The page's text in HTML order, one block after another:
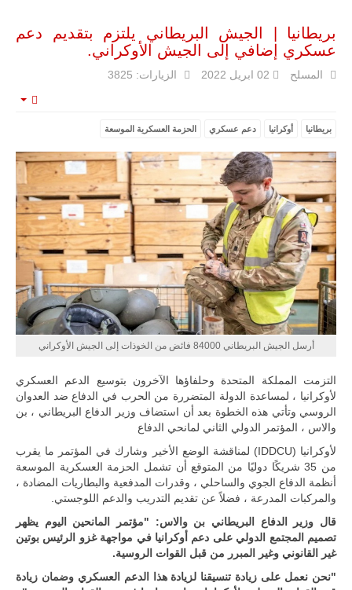
ليبيا | إنطلاق
تدريبات
فلينتلوك
2026 الدولية
بمشاركة
جيوش وقادة
من 30 دولة
بمدينة سرت
الليبية.
في خطوة
تُوصف بأنها
اختبار عملي
جديد لإمكانية
تقريب
المسافات بين
شرق البلاد
وغربها، وسط
حضور دولي
تقوده الولايات
مباشرة مع
أطراف ليبية
منقسمة منذ…
للمزيد
بريطانيا | الجيش البريطاني يلتزم بتقديم دعم
عسكري إضافي إلى الجيش الأوكراني.
المسلح 02 ابريل 2022 الزيارات: 3825
بريطانيا أوكرانيا دعم عسكري الحزمة العسكرية الموسعة
أرسل الجيش البريطاني 84000 فائض من الخوذات إلى الجيش الأوكراني
التزمت المملكة المتحدة وحلفاؤها الآخرون بتوسيع الدعم العسكري
لأوكرانيا ، لمساعدة الدولة المتضررة من الحرب في الدفاع ضد العدوان
الروسي وتأتي هذه الخطوة بعد أن استضاف وزير الدفاع البريطاني ، بن
والاس ، المؤتمر الدولي الثاني لمانحي الدفاع
لأوكرانيا (IDDCU) لمناقشة الوضع الأخير وشارك في المؤتمر ما يقرب
من 35 شريكًا دوليًا من المتوقع أن تشمل الحزمة العسكرية الموسعة
أنظمة الدفاع الجوي والساحلي ، وقدرات المدفعية والبطاريات المضادة ،
والمركبات المدرعة ، فضلاً عن تقديم التدريب والدعم اللوجستي.
قال وزير الدفاع البريطاني بن والاس: "مؤتمر المانحين اليوم يظهر
تصميم المجتمع الدولي على دعم أوكرانيا في مواجهة غزو الرئيس بوتين
غير القانوني وغير المبرر من قبل القوات الروسية.
"نحن نعمل على زيادة تنسيقنا لزيادة هذا الدعم العسكري وضمان زيادة